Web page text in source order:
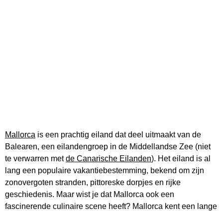
Mallorca is een prachtig eiland dat deel uitmaakt van de
Balearen, een eilandengroep in de Middellandse Zee (niet
te verwarren metde Canarische Eilanden). Het eiland is al
lang een populaire vakantiebestemming, bekend om zijn
zonovergoten stranden, pittoreske dorpjes en rijke
geschiedenis. Maar wist je dat Mallorca ook een
fascinerende culinaire scene heeft? Mallorca kent een lange